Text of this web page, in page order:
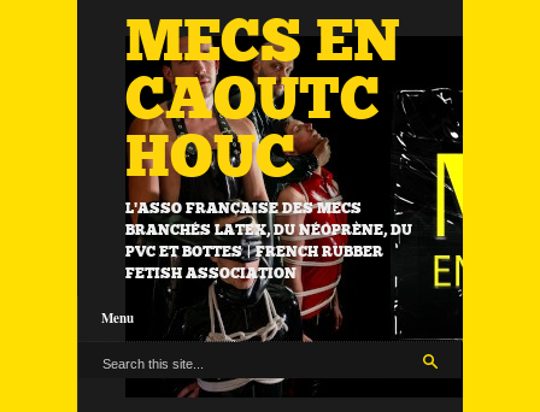
MECS EN
CAOUTC
HOUC
L'ASSO FRANÇAISE DES MECS
BRANCHÉS LATEX, DU NÉOPRÈNE, DU
PVC ET BOTTES | FRENCH RUBBER
FETISH ASSOCIATION
Menu